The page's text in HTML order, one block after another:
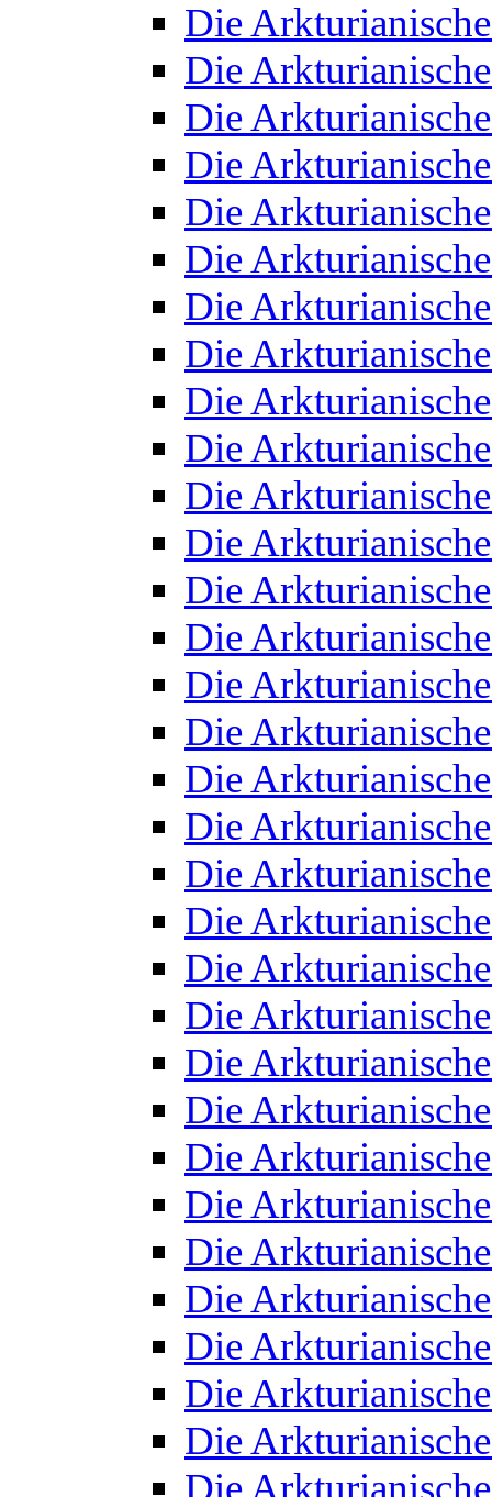
Die
Die
Die
Die
Die
Die
Die
Die
Die
Die
Die
Die
Die
Die
Die
Die
Die
Die
Die
Die
Die
Die
Die
Die
Die
Die
Die
Die
Die
Die
Die
Die